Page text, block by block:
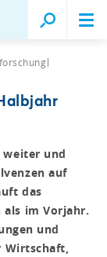
weiter und
auf
das
als im Vorjahr.
und